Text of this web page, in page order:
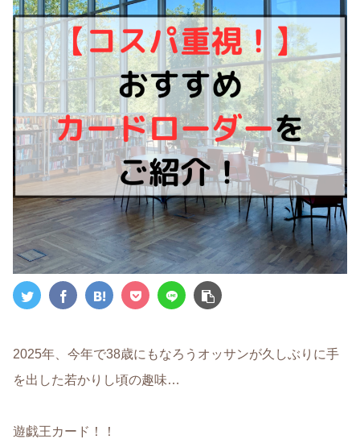
2025年、今年で38歳にもなろうオッサンが久しぶりに手
を出した若かりし頃の趣味…
遊戯王カード！！